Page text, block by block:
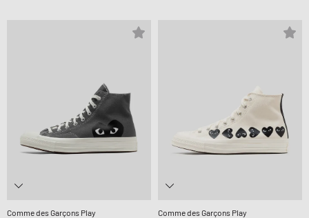
Comme des Garçons Play
Comme des Garçons Play